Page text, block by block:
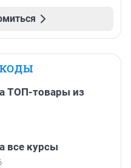
ТОП-товары из
все курсы